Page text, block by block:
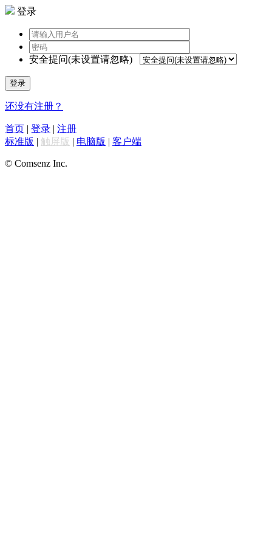
登录
安全提问(未设置请忽略)
登录
还没有注册？
首页 | 登录 | 注册
标准版 | 触屏版 | 电脑版 | 客户端
© Comsenz Inc.